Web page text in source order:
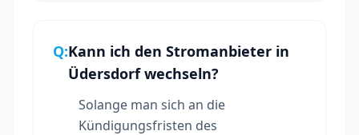
Q:Kann ich den Stromanbieter in
Üdersdorf wechseln?
Solange man sich an die
Kündigungsfristen des